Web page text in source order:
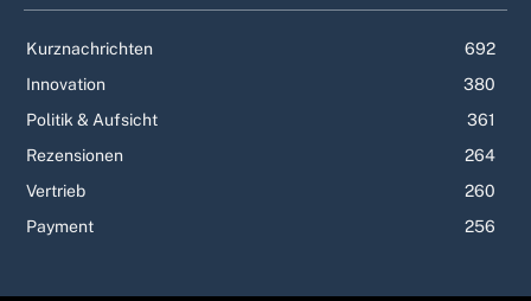
Kurznachrichten
692
Innovation
380
Politik & Aufsicht
361
Rezensionen
264
Vertrieb
260
Payment
256